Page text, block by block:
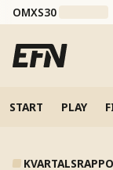
OMXS30
START PLAY